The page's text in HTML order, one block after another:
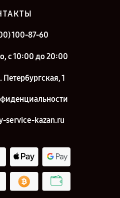
100-87-60
с 10:00 до 20:00
Петербургская, 1
service-kazan.ru